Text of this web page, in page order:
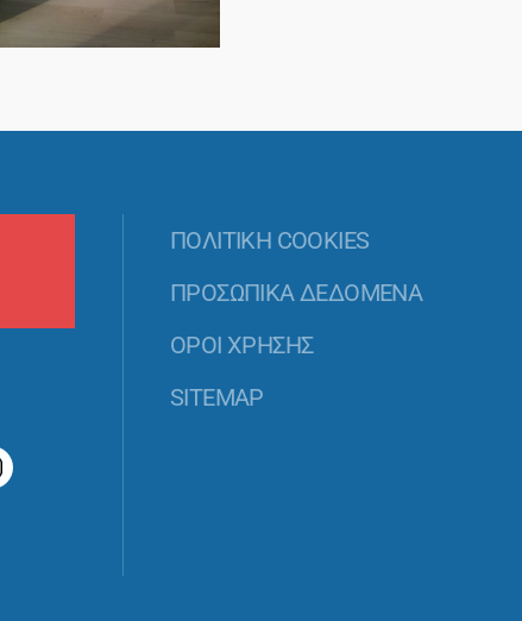
ΠΟΛΙΤΙΚΗ COOKIES
ΠΡΟΣΩΠΙΚΑ ΔΕΔΟΜΕΝΑ
ΟΡΟΙ ΧΡΗΣΗΣ
SITEMAP